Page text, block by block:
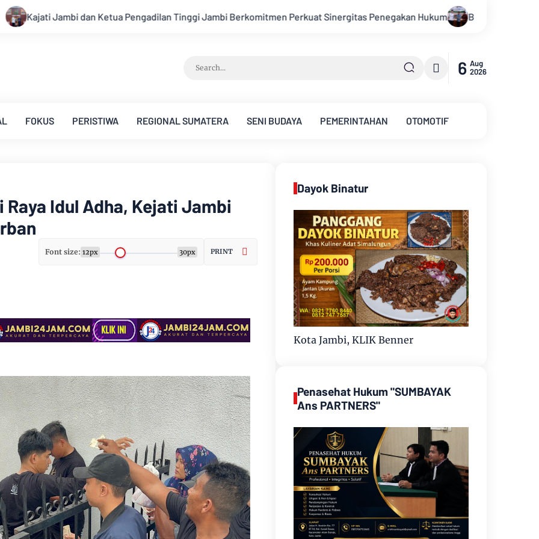
Tinggi Jambi Berkomitmen Perkuat Sinergitas Penegakan Hukum Bupati Kabupaten Muarojambi Buka Verifikasi Faktual
6 Aug
2026
FOKUS PERISTIWA REGIONAL SUMATERA SENI BUDAYA PEMERINTAHAN OTOMOTIF
Idul Adha, Kejati Jambi
Font size: 12px 30px PRINT
Dayok Binatur
Kota Jambi, KLIK Benner
Penasehat Hukum "SUMBAYAK
Ans PARTNERS"